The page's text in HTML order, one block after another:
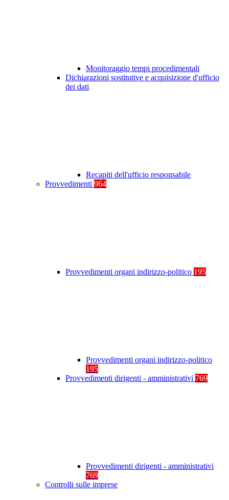
Monitoraggio tempi procedimentali
Dichiarazioni sostitutive e acquisizione d'ufficio
dei dati
Recapiti dell'ufficio responsabile
Provvedimenti 964
Provvedimenti organi indirizzo-politico 195
Provvedimenti organi indirizzo-politico
195
Provvedimenti dirigenti - amministrativi 769
Provvedimenti dirigenti - amministrativi
769
Controlli sulle imprese